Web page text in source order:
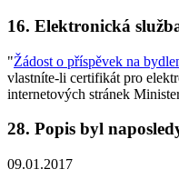
16. Elektronická
"Žádost o příspěvek na
vlastníte-li certifikát pro
internetových stránek
28. Popis byl
09.01.2017